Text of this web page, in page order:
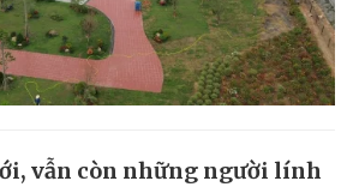
vẫn còn những người lính